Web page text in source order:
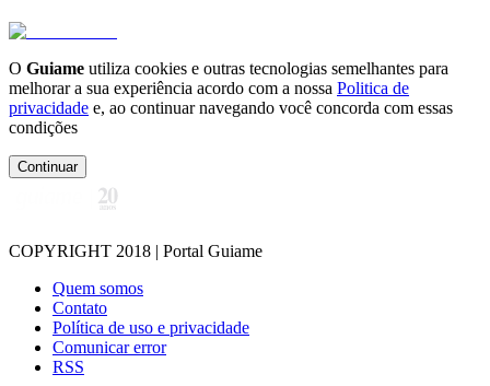
O Guiame utiliza cookies e outras tecnologias semelhantes para
melhorar a sua experiência acordo com a nossa Politica de
privacidade e, ao continuar navegando você concorda com essas
condições
Continuar
COPYRIGHT 2018 | Portal Guiame
Quem somos
Contato
Política de uso e privacidade
Comunicar error
RSS